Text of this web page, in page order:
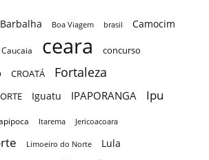
Barbalha Boa Viagem brasil
Camocim
Caucaia ceara concurso
CROATÁ Fortaleza
Iguatu IPAPORANGA Ipu
Itarema Jericoacoara
Limoeiro do Norte Lula